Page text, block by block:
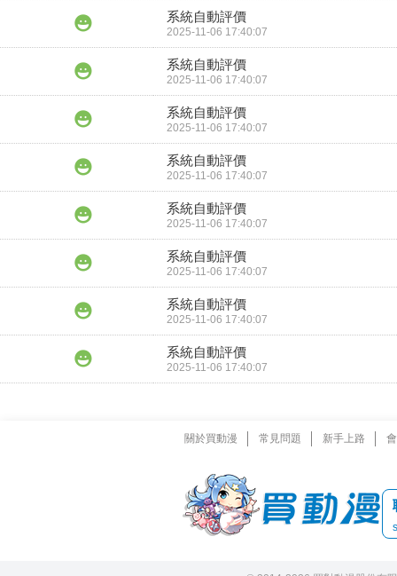
系統自動評價
2025-11-06 17:40:07
系統自動評價
2025-11-06 17:40:07
系統自動評價
2025-11-06 17:40:07
系統自動評價
2025-11-06 17:40:07
系統自動評價
2025-11-06 17:40:07
系統自動評價
2025-11-06 17:40:07
系統自動評價
2025-11-06 17:40:07
系統自動評價
2025-11-06 17:40:07
關於買動漫 常見問題 新手上路